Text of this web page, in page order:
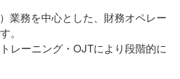
業務を中心とした、財務オペレー
。
レーニング・OJTにより段階的に